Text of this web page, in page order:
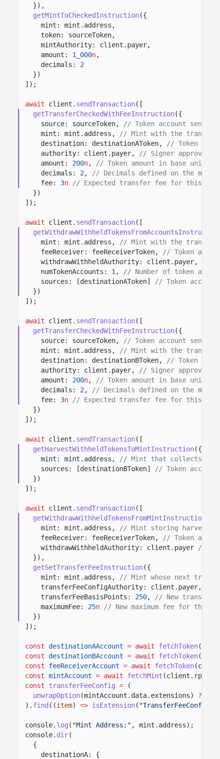
}),
getMintToCheckedInstruction({
mint: mint.address,
token: sourceToken,
mintAuthority: client.payer,
amount:
1_000n,
decimals:
2
})
]);
await client. sendTransaction([
getTransferCheckedWithFeeInstruction({
source: sourceToken,
// Token account
mint: mint.address,
// Mint with the transfer
destination: destinationAToken,
// Token
authority: client.payer,
// Signer approving
amount:
200n,
// Token amount in base units.
decimals:
2,
// Decimals defined on the mint.
fee:
3n
// Expected transfer fee for this
})
]);
await client. sendTransaction([
mint: mint.address,
// Mint with the transfer
feeReceiver: feeReceiverToken,
// Token
withdrawWithheldAuthority: client.payer,
numTokenAccounts:
1 ,
// Number of token
sources: [destinationAToken]
// Token
})
]);
await client. sendTransaction([
getTransferCheckedWithFeeInstruction({
source: sourceToken,
// Token account
mint: mint.address,
// Mint with the transfer
destination: destinationBToken,
// Token
authority: client.payer,
// Signer approving
amount:
200n,
// Token amount in base units.
decimals:
2,
// Decimals defined on the mint.
fee:
3n
// Expected transfer fee for this
})
]);
await client. sendTransaction([
getHarvestWithheldTokensToMintInstruction({
mint: mint.address,
// Mint that collects
sources: [destinationBToken]
// Token
})
]);
await client. sendTransaction([
getWithdrawWithheldTokensFromMintInstruction
mint: mint.address,
// Mint storing
feeReceiver: feeReceiverToken,
// Token
withdrawWithheldAuthority: client.payer
//
}),
getSetTransferFeeInstruction({
mint: mint.address,
// Mint whose next
transferFeeConfigAuthority: client.payer,
transferFeeBasisPoints:
250,
// New transfer
maximumFee:
25n
// New maximum fee for the
})
]);
const destinationAAccount = await fetchToken
const destinationBAccount = await fetchToken
const
feeReceiverAccount = await fetchToken
const mintAccount = await fetchMint (client.rpc,
const
transferFeeConfig =
(
unwrapOption(mintAccount.data.extensions) ??
). find ((item) => isExtension( "TransferFeeConfig"
console. log ( "Mint Address:" , mint.address);
console. dir(
{
destinationA: {